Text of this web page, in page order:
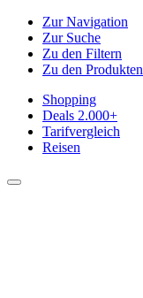
Zur Navigation
Zur Suche
Zu den Filtern
Zu den Produkten
Shopping
Deals 2.000+
Tarifvergleich
Reisen